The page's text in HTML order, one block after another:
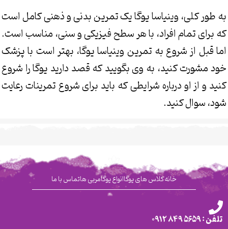
به طور کلی، وینیاسا یوگا یک تمرین بدنی و ذهنی کامل است
که برای تمام افراد، با هر سطح فیزیکی و سنی، مناسب است.
اما قبل از شروع به تمرین وینیاسا یوگا، بهتر است با پزشک
خود مشورت کنید، به وی بگویید که قصد دارید یوگا را شروع
کنید و از او درباره شرایطی که باید برای شروع تمرینات رعایت
شود، سوال کنید.
خانهکلاس های یوگاانواع یوگامربی هاتماس با ما
تلفن : 5659 849 0912